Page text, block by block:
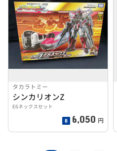
タカラトミー
シンカリオンZ
E6ネックスセット
6,050 円